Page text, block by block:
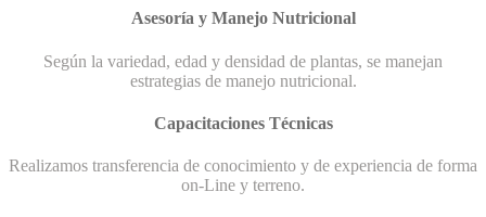
Asesoría y Manejo Nutricional
Según la variedad, edad y densidad de plantas, se manejan
estrategias de manejo nutricional.
Capacitaciones Técnicas
Realizamos transferencia de conocimiento y de experiencia de forma
on-Line y terreno.